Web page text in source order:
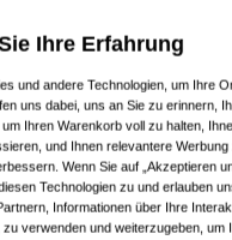
II Jugendhelm
UY
Ihre Erfahrung
und andere Technologien, um Ihre
uns dabei, uns an Sie zu erinnern,
Ihren Warenkorb voll zu halten,
und Ihnen relevantere
Wenn Sie auf „Akzeptieren
Technologien zu und erlauben
Informationen über Ihre
verwenden und weiterzugeben, um